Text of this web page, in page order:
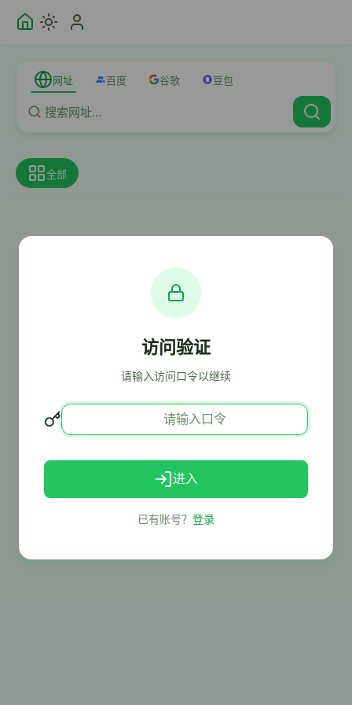
网址 百度 谷歌 豆包
全部
访问验证
请输入访问口令以继续
进入
已有账号？ 登录